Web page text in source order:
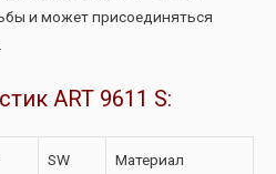
и может присоединяться
ART 9611 S:
SW Материал